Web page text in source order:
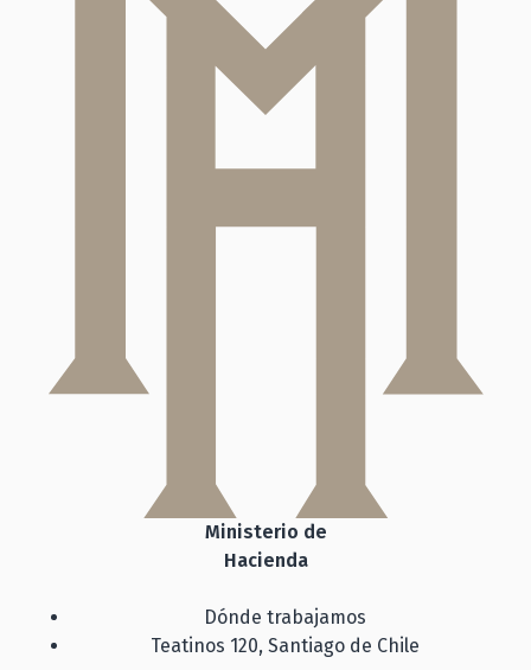
Ministerio de
Hacienda
Dónde trabajamos
Teatinos 120, Santiago de Chile